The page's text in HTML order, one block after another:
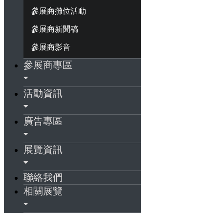
參展商攤位活動
參展商新聞稿
參展商影音
參展商專區
活動資訊
廣告專區
展覽資訊
聯絡我們
相關展覽